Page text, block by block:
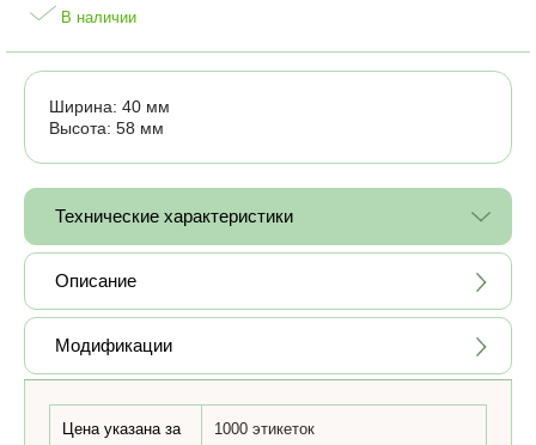
В наличии
Ширина: 40 мм
Высота: 58 мм
Технические характеристики
Описание
Модификации
Цена указана за 1000 этикеток